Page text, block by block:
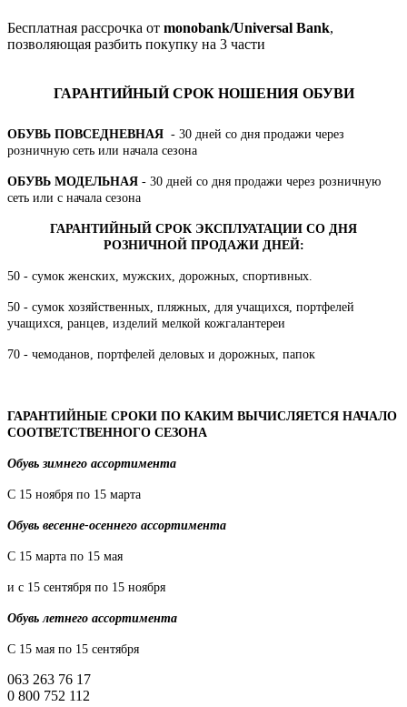
Бесплатная рассрочка от monobank/Universal Bank,
позволяющая разбить покупку на 3 части
ГАРАНТИЙНЫЙ СРОК НОШЕНИЯ ОБУВИ
ОБУВЬ ПОВСЕДНЕВНАЯ - 30 дней со дня продажи через
розничную сеть или начала сезона
ОБУВЬ МОДЕЛЬНАЯ - 30 дней со дня продажи через розничную
сеть или с начала сезона
ГАРАНТИЙНЫЙ СРОК ЭКСПЛУАТАЦИИ СО ДНЯ
РОЗНИЧНОЙ ПРОДАЖИ ДНЕЙ:
50 - сумок женских, мужских, дорожных, спортивных.
50 - сумок хозяйственных, пляжных, для учащихся, портфелей
учащихся, ранцев, изделий мелкой кожгалантереи
70 - чемоданов, портфелей деловых и дорожных, папок
ГАРАНТИЙНЫЕ СРОКИ ПО КАКИМ ВЫЧИСЛЯЕТСЯ НАЧАЛО
СООТВЕТСТВЕННОГО СЕЗОНА
Обувь зимнего ассортимента
С 15 ноября по 15 марта
Обувь весенне-осеннего ассортимента
С 15 марта по 15 мая
и с 15 сентября по 15 ноября
Обувь летнего ассортимента
С 15 мая по 15 сентября
063 263 76 17
0 800 752 112